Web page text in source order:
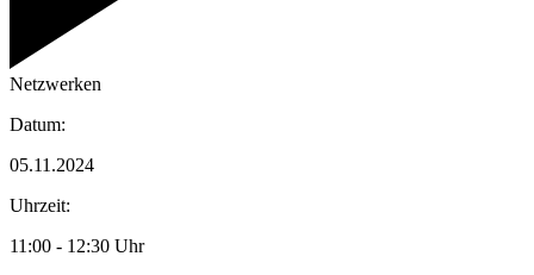
Netzwerken
Datum:
05.11.2024
Uhrzeit:
11:00 - 12:30 Uhr